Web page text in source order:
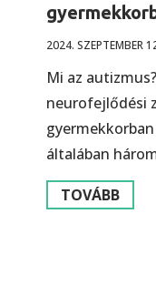
2024. SZEPTEMBER
Mi az
neurofejlődési
általában
TOVÁBB